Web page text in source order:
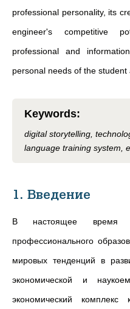
professional personality, its
engineer's competitive
professional and
personal needs of the
Keywords:
digital storytelling,
language training system,
1. Введение
В настоящее время
профессионального
мировых тенденций в
экономической и
экономический комплекс